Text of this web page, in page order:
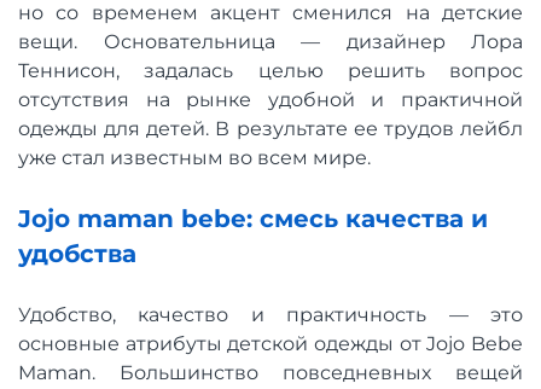
но со временем акцент сменился на детские
вещи. Основательница — дизайнер Лора
Теннисон, задалась целью решить вопрос
отсутствия на рынке удобной и практичной
одежды для детей. В результате ее трудов лейбл
уже стал известным во всем мире.
Jojo maman bebe: смесь качества и
удобства
Удобство, качество и практичность — это
основные атрибуты детской одежды от Jojo Bebe
Maman. Большинство повседневных вещей